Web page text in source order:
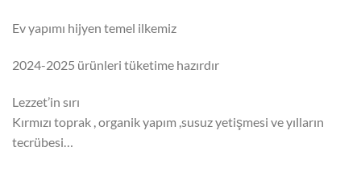
Ev yapımı hijyen temel ilkemiz
2024-2025 ürünleri tüketime hazırdır
Lezzet’in sırı
Kırmızı toprak , organik yapım ,susuz yetişmesi ve yılların
tecrübesi…